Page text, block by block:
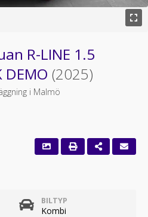
R-LINE 1.5
DEMO (2025)
i Malmö
BILTYP
Kombi